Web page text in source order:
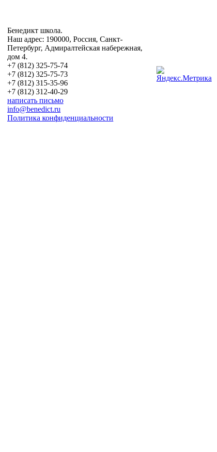
Бенедикт школа.
Наш адрес: 190000, Россия, Санкт-
Петербург, Адмиралтейская набережная,
дом 4.
+7 (812) 325-75-74
+7 (812) 325-75-73
+7 (812) 315-35-96
+7 (812) 312-40-29
написать письмо
info@benedict.ru
Политика конфиденциальности